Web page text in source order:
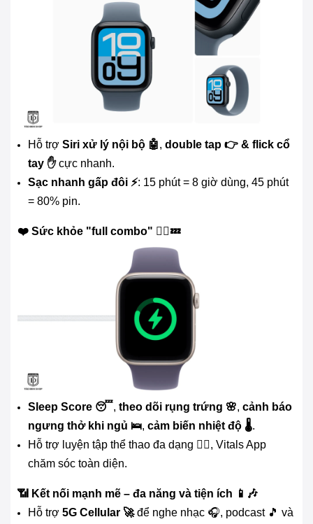
Hỗ trợ Siri xử lý nội bộ 🤖, double tap 👉 & flick cổ
tay ✋cực nhanh.
Sạc nhanh gấp đôi ⚡: 15 phút = 8 giờ dùng, 45 phút
= 80% pin.
❤️ Sức khỏe "full combo" 🏃‍♂️💤
Sleep Score 😴, theo dõi rụng trứng 🌸, cảnh báo
ngưng thở khi ngủ 🛌, cảm biến nhiệt độ 🌡️.
Hỗ trợ luyện tập thể thao đa dạng 🏋️‍♀️, Vitals App
chăm sóc toàn diện.
📶 Kết nối mạnh mẽ – đa năng và tiện ích 📱🎶
Hỗ trợ 5G Cellular 🚀để nghe nhạc 🎧, podcast 🎵 và